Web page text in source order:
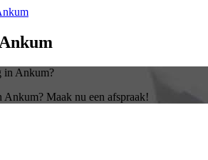
in Ankum?
Ankum? Maak nu een afspraak!